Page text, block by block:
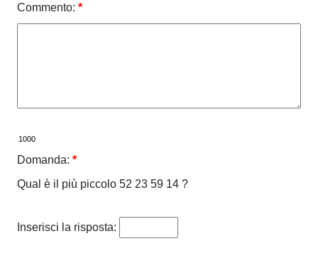
Commento: *
Domanda: *
Qual è il più piccolo 52 23 59 14 ?
Inserisci la risposta: